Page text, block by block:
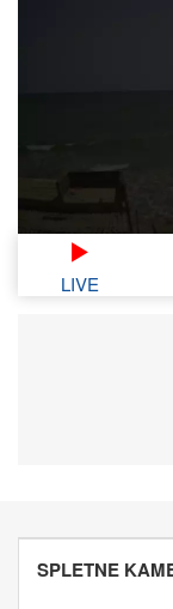
LIVE
SPLETNE